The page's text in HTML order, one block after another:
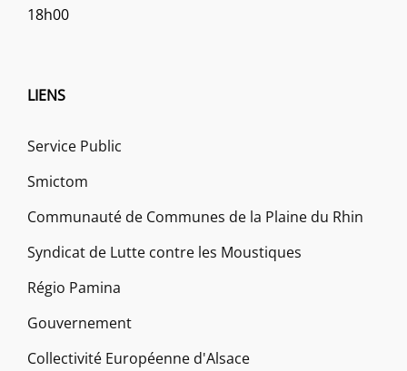
18h00
LIENS
Service Public
Smictom
Communauté de Communes de la Plaine du Rhin
Syndicat de Lutte contre les Moustiques
Régio Pamina
Gouvernement
Collectivité Européenne d'Alsace